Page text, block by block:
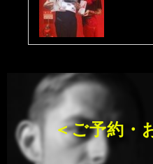
＜ご予約・